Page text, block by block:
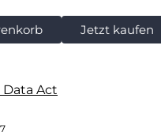
Jetzt kaufen
Act